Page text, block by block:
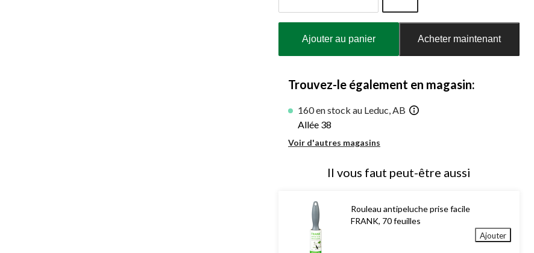
Ajouter au panier Acheter maintenant
Trouvez-le également en magasin:
160 en stock au Leduc, AB
Allée 38
Voir d'autres magasins
Il vous faut peut-être aussi
Rouleau antipeluche prise facile
FRANK, 70 feuilles
Ajouter